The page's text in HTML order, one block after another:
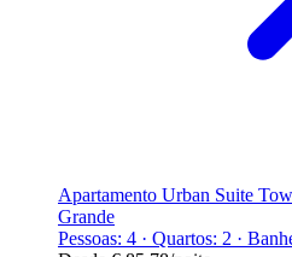
Apartamento Urban Suite
Grande
Pessoas: 4 · Quartos: 2 ·